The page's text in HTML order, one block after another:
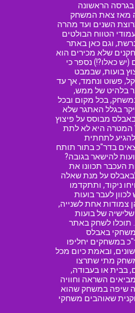
הראשונה
מאז צאת המשחק
השנים ועד מהרה
הטווח הבולטים
וגם כאן באתר
שלא מכירים הוא
כאלו?!) נספר כי
בועות, שבמבט
פשוט ונחמד, אך עד
בלהיט של ממש,
בכל מקום ובכל
בגלל האתגר שלא
מבוסס על פיצוץ
המטרה היא לא לתת
לתחתית
בדר"כ בתור תותח
להישאר בגובה?
העכבר תכוונו את
על מנת שאלה
ניקוד, ותתקדמו
לעבר בועות
צמודות אחת לשנייה,
שלישיה של בועות
תוכלו לשחק באתר
באבלס
במשחקים יחליפו
ובאמת כיום מכל
מתי שתרצו
בבית או בעבודה,
השראה וחוויה
שיפה במשחק שהוא
שאוהבים משחקי